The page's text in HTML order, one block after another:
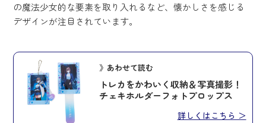
の魔法少女的な要素を取り入れるなど、懐かしさを感じる
デザインが注目されています。
》あわせて読む
トレカをかわいく収納＆写真撮影！
チェキホルダーフォトプロップス
詳しくはこちら ＞